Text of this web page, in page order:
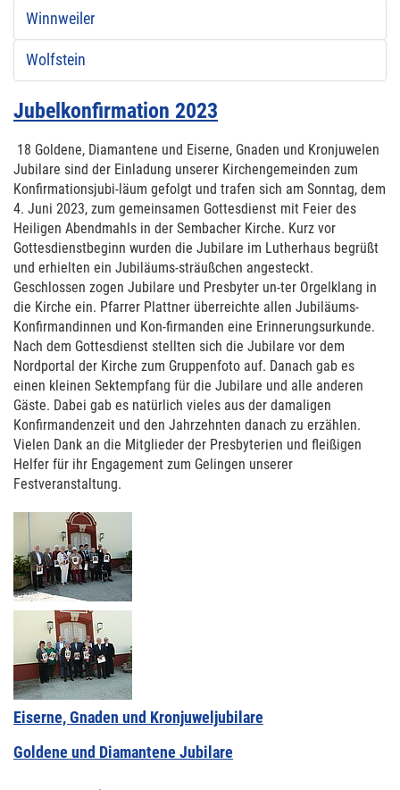
Winnweiler
Wolfstein
Jubelkonfirmation 2023
18 Goldene, Diamantene und Eiserne, Gnaden und Kronjuwelen
Jubilare sind der Einladung unserer Kirchengemeinden zum
Konfirmationsjubi-läum gefolgt und trafen sich am Sonntag, dem
4. Juni 2023, zum gemeinsamen Gottesdienst mit Feier des
Heiligen Abendmahls in der Sembacher Kirche. Kurz vor
Gottesdienstbeginn wurden die Jubilare im Lutherhaus begrüßt
und erhielten ein Jubiläums-sträußchen angesteckt.
Geschlossen zogen Jubilare und Presbyter un-ter Orgelklang in
die Kirche ein. Pfarrer Plattner überreichte allen Jubiläums-
Konfirmandinnen und Kon-firmanden eine Erinnerungsurkunde.
Nach dem Gottesdienst stellten sich die Jubilare vor dem
Nordportal der Kirche zum Gruppenfoto auf. Danach gab es
einen kleinen Sektempfang für die Jubilare und alle anderen
Gäste. Dabei gab es natürlich vieles aus der damaligen
Konfirmandenzeit und den Jahrzehnten danach zu erzählen.
Vielen Dank an die Mitglieder der Presbyterien und fleißigen
Helfer für ihr Engagement zum Gelingen unserer
Festveranstaltung.
Eiserne, Gnaden und Kronjuweljubilare
Goldene und Diamantene Jubilare